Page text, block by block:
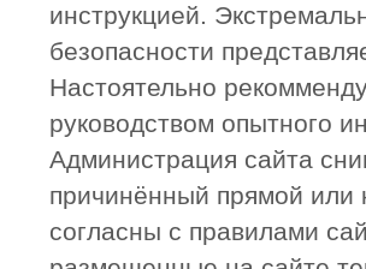
инструкцией.
безопасности
Настоятельно
руководством опытного
Администрация сайта
причинённый прямой или
согласны с правилами